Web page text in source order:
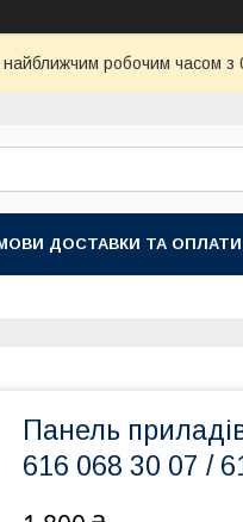
робочим часом з
ДОСТАВКИ ТА ОПЛАТИ
Панель
616 068 30 07 /